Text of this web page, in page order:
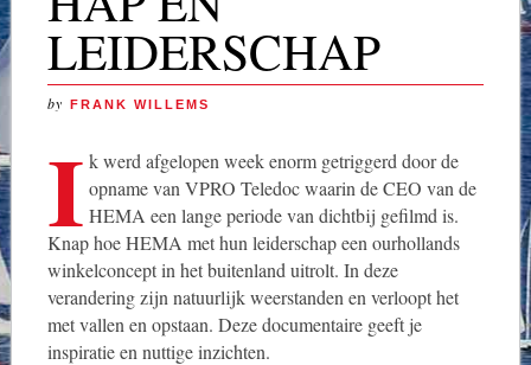
LEIDERSCHAP
by FRANK WILLEMS
I k werd afgelopen week enorm getriggerd door de
opname van VPRO Teledoc waarin de CEO van de
HEMA een lange periode van dichtbij gefilmd is.
Knap hoe HEMA met hun leiderschap een ourhollands
winkelconcept in het buitenland uitrolt. In deze
verandering zijn natuurlijk weerstanden en verloopt het
met vallen en opstaan. Deze documentaire geeft je
inspiratie en nuttige inzichten.